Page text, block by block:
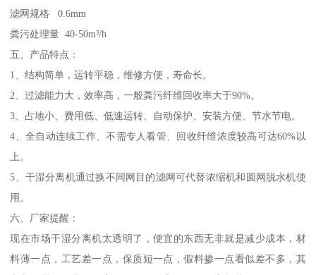
滤网规格 0.6mm
粪污处理量 40-50m³/h
五、产品特点：
1、结构简单，运转平稳，维修方便，寿命长。
2、过滤能力大，效率高，一般粪污纤维回收率大于90%。
3、占地小、费用低、低速运转、自动保护、安装方便、节水节电。
4、全自动连续工作、不需专人看管、回收纤维浓度较高可达60%以
上。
5、干湿分离机通过换不同网目的滤网可代替浓缩机和圆网脱水机使
用。
六、厂家提醒：
现在市场干湿分离机太透明了，便宜的东西无非就是减少成本，材
料薄一点，工艺差一点，保质短一点，假料掺一点看似差不多，其